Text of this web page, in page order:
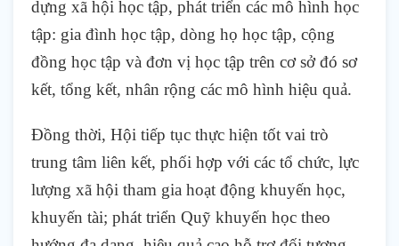
dựng xã hội học tập, phát triển các mô hình học
tập: gia đình học tập, dòng họ học tập, cộng
đồng học tập và đơn vị học tập trên cơ sở đó sơ
kết, tổng kết, nhân rộng các mô hình hiệu quả.
Đồng thời, Hội tiếp tục thực hiện tốt vai trò
trung tâm liên kết, phối hợp với các tổ chức, lực
lượng xã hội tham gia hoạt động khuyến học,
khuyến tài; phát triển Quỹ khuyến học theo